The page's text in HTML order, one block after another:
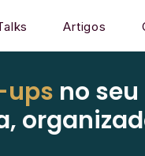
Artigos
ups no seu